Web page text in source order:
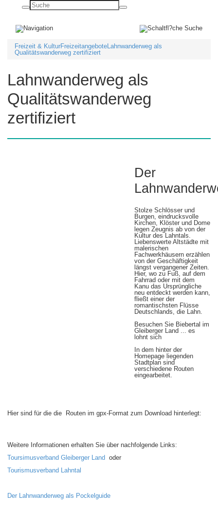
Basisnavigation
ein-/ausblenden
Freizeit & KulturFreizeitangeboteLahnwanderweg als
Qualitätswanderweg zertifiziert
Lahnwanderweg als
Qualitätswanderweg
zertifiziert
Der
Stolze Schlösser und
Burgen, eindrucksvolle
Kirchen, Klöster und Dome
legen Zeugnis ab von der
Kultur des Lahntals.
Liebenswerte Altstädte mit
malerischen
Fachwerkhäusern erzählen
von der Geschäftigkeit
längst vergangener Zeiten.
Hier, wo zu Fuß, auf dem
Fahrrad oder mit dem
Kanu das Ursprüngliche
neu entdeckt werden kann,
fließt einer der
romantischsten Flüsse
Deutschlands, die Lahn.
Besuchen Sie Biebertal im
Gleiberger Land ... es
lohnt sich
In dem hinter der
Homepage liegenden
Stadtplan sind
verschiedene Routen
eingearbeitet.
Hier sind für die die Routen im gpx-Format zum Download hinterlegt:
Weitere Informationen erhalten Sie über nachfolgende Links:
Toursimusverband Gleiberger Land oder
Tourismusverband Lahntal
Der Lahnwanderweg als Pockelguide